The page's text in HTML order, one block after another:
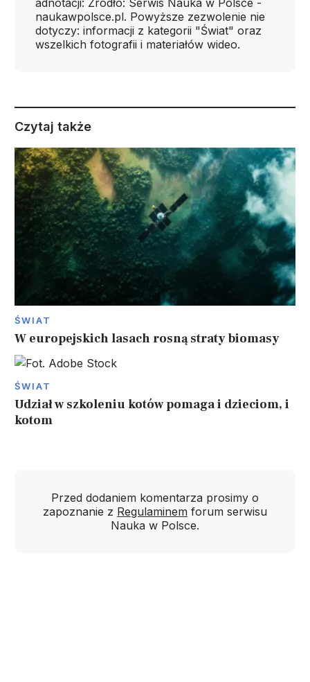
adnotacji: Źródło: Serwis Nauka w Polsce -
naukawpolsce.pl. Powyższe zezwolenie nie
dotyczy: informacji z kategorii "Świat" oraz
wszelkich fotografii i materiałów wideo.
Czytaj także
ŚWIAT
W europejskich lasach rosną straty biomasy
ŚWIAT
Udział w szkoleniu kotów pomaga i dzieciom, i
kotom
Przed dodaniem komentarza prosimy o
zapoznanie z Regulaminem forum serwisu
Nauka w Polsce.